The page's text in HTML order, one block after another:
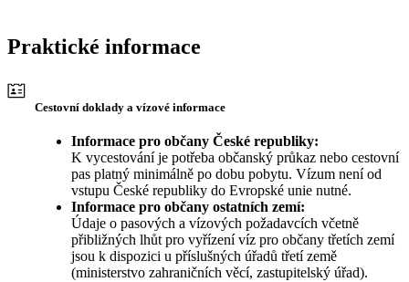
Praktické informace
Cestovní doklady a vízové informace
Informace pro občany České republiky:
K vycestování je potřeba občanský průkaz nebo cestovní
pas platný minimálně po dobu pobytu. Vízum není od
vstupu České republiky do Evropské unie nutné.
Informace pro občany ostatních zemí:
Údaje o pasových a vízových požadavcích včetně
přibližných lhůt pro vyřízení víz pro občany třetích zemí
jsou k dispozici u příslušných úřadů třetí země
(ministerstvo zahraničních věcí, zastupitelský úřad).